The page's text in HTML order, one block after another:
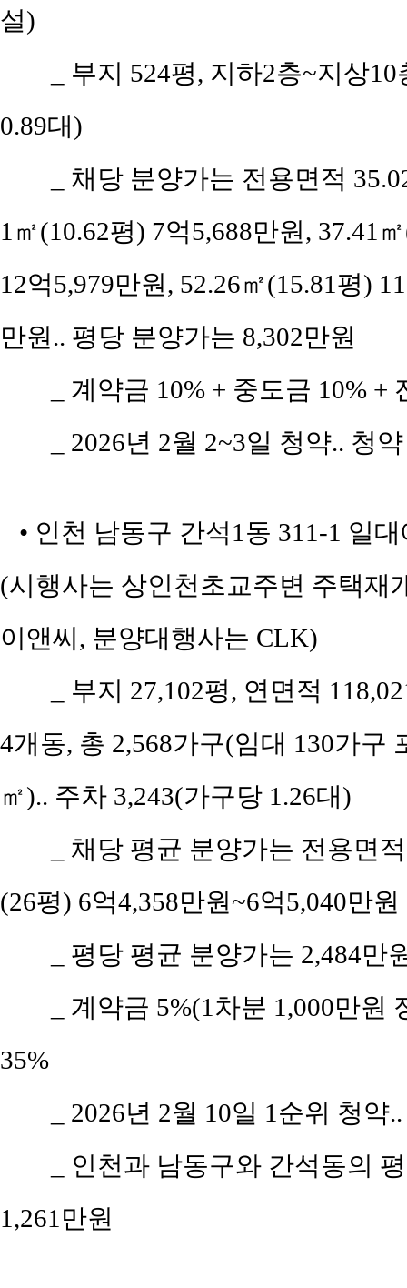
설)
_ 부지 524평, 지하2층~지상
0.89대)
_ 채당 분양가는 전용면적
1㎡(10.62평) 7억5,688만원, 37.41
12억5,979만원, 52.26㎡(15.81평)
만원.. 평당 분양가는 8,302만원
_ 계약금 10% + 중도금 10% +
_ 2026년 2월 2~3일 청약.. 청
• 인천 남동구 간석1동 311-1 일
(시행사는 상인천초교주변 주택재
이앤씨, 분양대행사는 CLK)
_ 부지 27,102평, 연면적
4개동, 총 2,568가구(임대 130가구
㎡).. 주차 3,243(가구당 1.26대)
_ 채당 평균 분양가는 전용면
(26평) 6억4,358만원~6억5,040만원
_ 평당 평균 분양가는 2,484
_ 계약금 5%(1차분 1,000만
35%
_ 2026년 2월 10일 1순위 청
_ 인천과 남동구와 간석동의
1,261만원